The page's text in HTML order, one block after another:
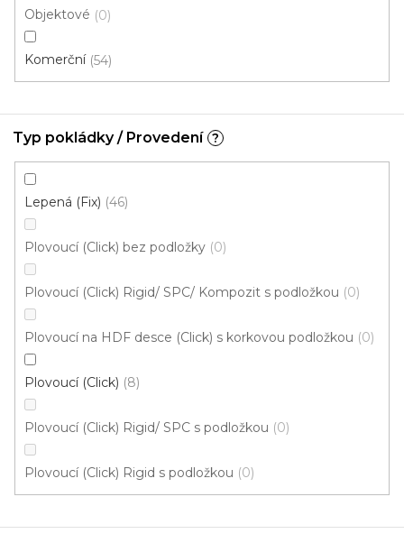
Objektové 0
Komerční 54
Typ pokládky / Provedení ?
Lepená (Fix) 46
Plovoucí (Click) bez podložky 0
Plovoucí (Click) Rigid/ SPC/ Kompozit s podložkou 0
Plovoucí na HDF desce (Click) s korkovou podložkou 0
Plovoucí (Click) 8
Plovoucí (Click) Rigid/ SPC s podložkou 0
Plovoucí (Click) Rigid s podložkou 0
Vinylová podlaha MODULEO ROOTS 55 Blackjack
Oak 22246
669 Kč
cena:
Fix Standard D (lepená)
Cenový hit